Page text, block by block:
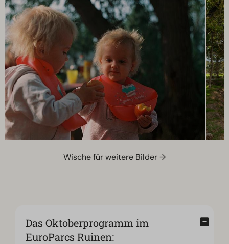
Wische für weitere Bilder →
Das Oktoberprogramm im
EuroParcs Ruinen: